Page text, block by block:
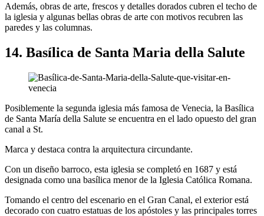
Además, obras de arte, frescos y detalles dorados cubren el techo de
la iglesia y algunas bellas obras de arte con motivos recubren las
paredes y las columnas.
14. Basílica de Santa Maria della Salute
Posiblemente la segunda iglesia más famosa de Venecia, la Basílica
de Santa María della Salute se encuentra en el lado opuesto del gran
canal a St.
Marca y destaca contra la arquitectura circundante.
Con un diseño barroco, esta iglesia se completó en 1687 y está
designada como una basílica menor de la Iglesia Católica Romana.
Tomando el centro del escenario en el Gran Canal, el exterior está
decorado con cuatro estatuas de los apóstoles y las principales torres